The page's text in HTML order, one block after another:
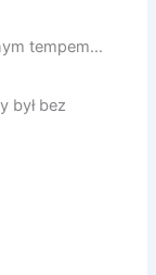
tempem…
był bez